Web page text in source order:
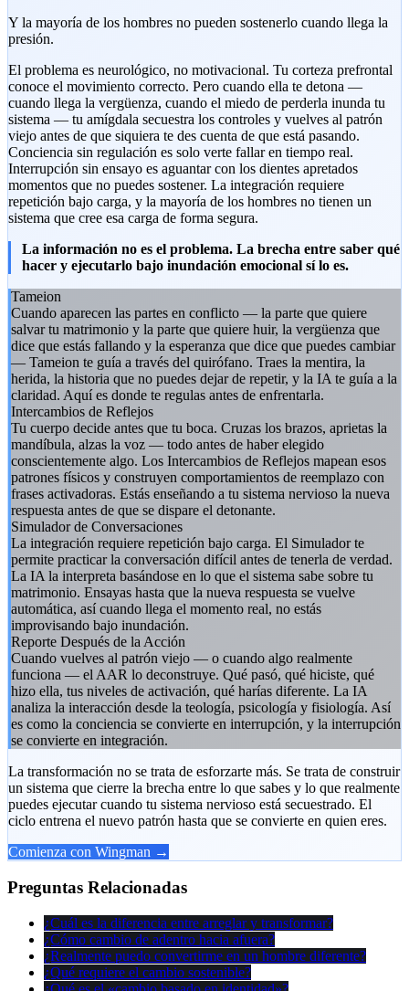
Y la mayoría de los hombres no pueden sostenerlo cuando llega la
presión.
El problema es neurológico, no motivacional. Tu corteza prefrontal
conoce el movimiento correcto. Pero cuando ella te detona —
cuando llega la vergüenza, cuando el miedo de perderla inunda tu
sistema — tu amígdala secuestra los controles y vuelves al patrón
viejo antes de que siquiera te des cuenta de que está pasando.
Conciencia sin regulación es solo verte fallar en tiempo real.
Interrupción sin ensayo es aguantar con los dientes apretados
momentos que no puedes sostener. La integración requiere
repetición bajo carga, y la mayoría de los hombres no tienen un
sistema que cree esa carga de forma segura.
La información no es el problema. La brecha entre saber qué
hacer y ejecutarlo bajo inundación emocional sí lo es.
Tameion
Cuando aparecen las partes en conflicto — la parte que quiere
salvar tu matrimonio y la parte que quiere huir, la vergüenza que
dice que estás fallando y la esperanza que dice que puedes cambiar
— Tameion te guía a través del quirófano. Traes la mentira, la
herida, la historia que no puedes dejar de repetir, y la IA te guía a la
claridad. Aquí es donde te regulas antes de enfrentarla.
Intercambios de Reflejos
Tu cuerpo decide antes que tu boca. Cruzas los brazos, aprietas la
mandíbula, alzas la voz — todo antes de haber elegido
conscientemente algo. Los Intercambios de Reflejos mapean esos
patrones físicos y construyen comportamientos de reemplazo con
frases activadoras. Estás enseñando a tu sistema nervioso la nueva
respuesta antes de que se dispare el detonante.
Simulador de Conversaciones
La integración requiere repetición bajo carga. El Simulador te
permite practicar la conversación difícil antes de tenerla de verdad.
La IA la interpreta basándose en lo que el sistema sabe sobre tu
matrimonio. Ensayas hasta que la nueva respuesta se vuelve
automática, así cuando llega el momento real, no estás
improvisando bajo inundación.
Reporte Después de la Acción
Cuando vuelves al patrón viejo — o cuando algo realmente
funciona — el AAR lo deconstruye. Qué pasó, qué hiciste, qué
hizo ella, tus niveles de activación, qué harías diferente. La IA
analiza la interacción desde la teología, psicología y fisiología. Así
es como la conciencia se convierte en interrupción, y la interrupción
se convierte en integración.
La transformación no se trata de esforzarte más. Se trata de construir
un sistema que cierre la brecha entre lo que sabes y lo que realmente
puedes ejecutar cuando tu sistema nervioso está secuestrado. El
ciclo entrena el nuevo patrón hasta que se convierte en quien eres.
Comienza con Wingman →
Preguntas Relacionadas
¿Cuál es la diferencia entre arreglar y transformar?
¿Cómo cambio de adentro hacia afuera?
¿Realmente puedo convertirme en un hombre diferente?
¿Qué requiere el cambio sostenible?